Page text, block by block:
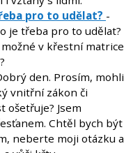
pro to udělat? -
je třeba pro to udělat?
možné v křestní matrice
den. Prosím, mohli
vnitřní zákon či
Jsem
Chtěl bych být
neberte moji otázku a